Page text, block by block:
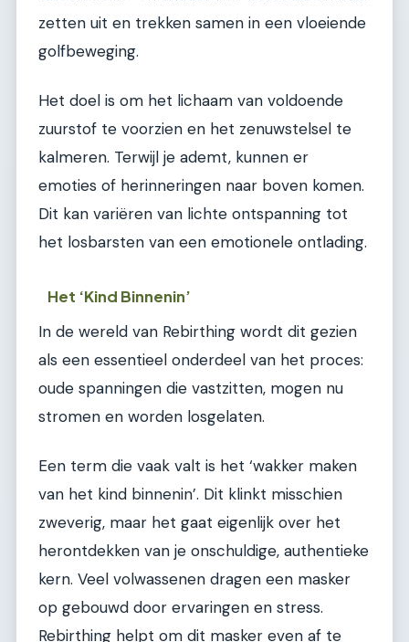
zetten uit en trekken samen in een vloeiende
golfbeweging.
Het doel is om het lichaam van voldoende
zuurstof te voorzien en het zenuwstelsel te
kalmeren. Terwijl je ademt, kunnen er
emoties of herinneringen naar boven komen.
Dit kan variëren van lichte ontspanning tot
het losbarsten van een emotionele ontlading.
Het ‘Kind Binnenin’
In de wereld van Rebirthing wordt dit gezien
als een essentieel onderdeel van het proces:
oude spanningen die vastzitten, mogen nu
stromen en worden losgelaten.
Een term die vaak valt is het ‘wakker maken
van het kind binnenin’. Dit klinkt misschien
zweverig, maar het gaat eigenlijk over het
herontdekken van je onschuldige, authentieke
kern. Veel volwassenen dragen een masker
op gebouwd door ervaringen en stress.
Rebirthing helpt om dit masker even af te